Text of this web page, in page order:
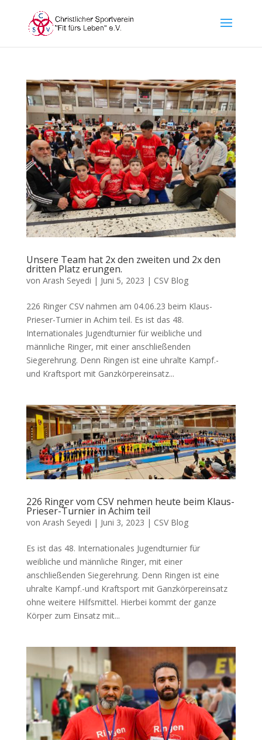
Unsere Team hat 2x den zweiten und 2x den
dritten Platz erungen.
von Arash Seyedi | Juni 5, 2023 | CSV Blog
226 Ringer CSV nahmen am 04.06.23 beim Klaus-
Prieser-Turnier in Achim teil. Es ist das 48.
Internationales Jugendturnier für weibliche und
männliche Ringer, mit einer anschließenden
Siegerehrung. Denn Ringen ist eine uhralte Kampf.-
und Kraftsport mit Ganzkörpereinsatz...
226 Ringer vom CSV nehmen heute beim Klaus-
Prieser-Turnier in Achim teil
von Arash Seyedi | Juni 3, 2023 | CSV Blog
Es ist das 48. Internationales Jugendturnier für
weibliche und männliche Ringer, mit einer
anschließenden Siegerehrung. Denn Ringen ist eine
uhralte Kampf.-und Kraftsport mit Ganzkörpereinsatz
ohne weitere Hilfsmittel. Hierbei kommt der ganze
Körper zum Einsatz mit...